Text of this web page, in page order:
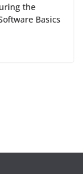
the
Basics